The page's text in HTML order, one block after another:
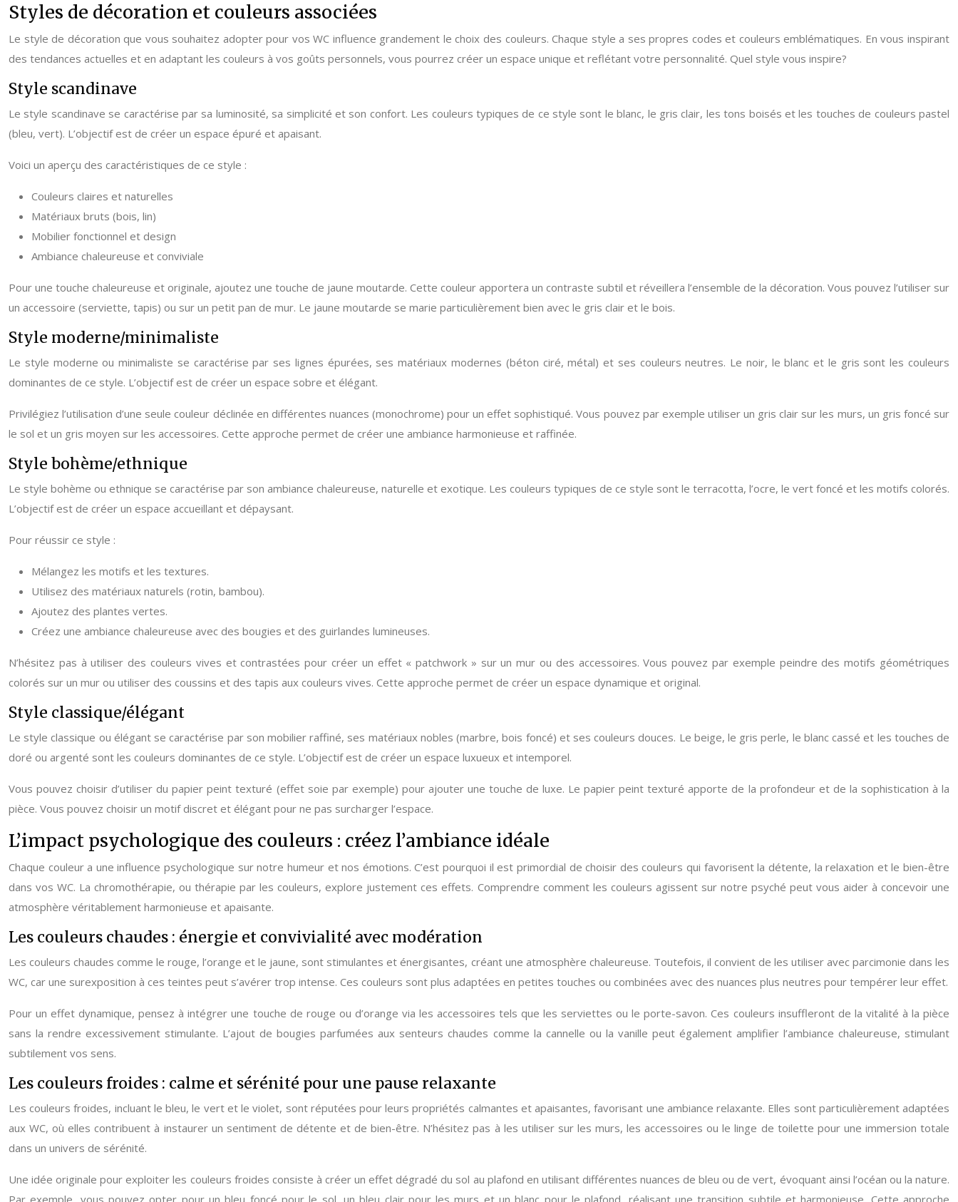
Styles de décoration et couleurs associées
Le style de décoration que vous souhaitez adopter pour vos WC influence grandement le choix des couleurs. Chaque style a ses propres codes et couleurs emblématiques. En vous inspirant
des tendances actuelles et en adaptant les couleurs à vos goûts personnels, vous pourrez créer un espace unique et reflétant votre personnalité. Quel style vous inspire?
Style scandinave
Le style scandinave se caractérise par sa luminosité, sa simplicité et son confort. Les couleurs typiques de ce style sont le blanc, le gris clair, les tons boisés et les touches de couleurs pastel
(bleu, vert). L’objectif est de créer un espace épuré et apaisant.
Voici un aperçu des caractéristiques de ce style :
Couleurs claires et naturelles
Matériaux bruts (bois, lin)
Mobilier fonctionnel et design
Ambiance chaleureuse et conviviale
Pour une touche chaleureuse et originale, ajoutez une touche de jaune moutarde. Cette couleur apportera un contraste subtil et réveillera l’ensemble de la décoration. Vous pouvez l’utiliser sur
un accessoire (serviette, tapis) ou sur un petit pan de mur. Le jaune moutarde se marie particulièrement bien avec le gris clair et le bois.
Style moderne/minimaliste
Le style moderne ou minimaliste se caractérise par ses lignes épurées, ses matériaux modernes (béton ciré, métal) et ses couleurs neutres. Le noir, le blanc et le gris sont les couleurs
dominantes de ce style. L’objectif est de créer un espace sobre et élégant.
Privilégiez l’utilisation d’une seule couleur déclinée en différentes nuances (monochrome) pour un effet sophistiqué. Vous pouvez par exemple utiliser un gris clair sur les murs, un gris foncé sur
le sol et un gris moyen sur les accessoires. Cette approche permet de créer une ambiance harmonieuse et raffinée.
Style bohème/ethnique
Le style bohème ou ethnique se caractérise par son ambiance chaleureuse, naturelle et exotique. Les couleurs typiques de ce style sont le terracotta, l’ocre, le vert foncé et les motifs colorés.
L’objectif est de créer un espace accueillant et dépaysant.
Pour réussir ce style :
Mélangez les motifs et les textures.
Utilisez des matériaux naturels (rotin, bambou).
Ajoutez des plantes vertes.
Créez une ambiance chaleureuse avec des bougies et des guirlandes lumineuses.
N’hésitez pas à utiliser des couleurs vives et contrastées pour créer un effet « patchwork » sur un mur ou des accessoires. Vous pouvez par exemple peindre des motifs géométriques
colorés sur un mur ou utiliser des coussins et des tapis aux couleurs vives. Cette approche permet de créer un espace dynamique et original.
Style classique/élégant
Le style classique ou élégant se caractérise par son mobilier raffiné, ses matériaux nobles (marbre, bois foncé) et ses couleurs douces. Le beige, le gris perle, le blanc cassé et les touches de
doré ou argenté sont les couleurs dominantes de ce style. L’objectif est de créer un espace luxueux et intemporel.
Vous pouvez choisir d’utiliser du papier peint texturé (effet soie par exemple) pour ajouter une touche de luxe. Le papier peint texturé apporte de la profondeur et de la sophistication à la
pièce. Vous pouvez choisir un motif discret et élégant pour ne pas surcharger l’espace.
L’impact psychologique des couleurs : créez l’ambiance idéale
Chaque couleur a une influence psychologique sur notre humeur et nos émotions. C’est pourquoi il est primordial de choisir des couleurs qui favorisent la détente, la relaxation et le bien-être
dans vos WC. La chromothérapie, ou thérapie par les couleurs, explore justement ces effets. Comprendre comment les couleurs agissent sur notre psyché peut vous aider à concevoir une
atmosphère véritablement harmonieuse et apaisante.
Les couleurs chaudes : énergie et convivialité avec modération
Les couleurs chaudes comme le rouge, l’orange et le jaune, sont stimulantes et énergisantes, créant une atmosphère chaleureuse. Toutefois, il convient de les utiliser avec parcimonie dans les
WC, car une surexposition à ces teintes peut s’avérer trop intense. Ces couleurs sont plus adaptées en petites touches ou combinées avec des nuances plus neutres pour tempérer leur effet.
Pour un effet dynamique, pensez à intégrer une touche de rouge ou d’orange via les accessoires tels que les serviettes ou le porte-savon. Ces couleurs insuffleront de la vitalité à la pièce
sans la rendre excessivement stimulante. L’ajout de bougies parfumées aux senteurs chaudes comme la cannelle ou la vanille peut également amplifier l’ambiance chaleureuse, stimulant
subtilement vos sens.
Les couleurs froides : calme et sérénité pour une pause relaxante
Les couleurs froides, incluant le bleu, le vert et le violet, sont réputées pour leurs propriétés calmantes et apaisantes, favorisant une ambiance relaxante. Elles sont particulièrement adaptées
aux WC, où elles contribuent à instaurer un sentiment de détente et de bien-être. N’hésitez pas à les utiliser sur les murs, les accessoires ou le linge de toilette pour une immersion totale
dans un univers de sérénité.
Une idée originale pour exploiter les couleurs froides consiste à créer un effet dégradé du sol au plafond en utilisant différentes nuances de bleu ou de vert, évoquant ainsi l’océan ou la nature.
Par exemple, vous pouvez opter pour un bleu foncé pour le sol, un bleu clair pour les murs et un blanc pour le plafond, réalisant une transition subtile et harmonieuse. Cette approche